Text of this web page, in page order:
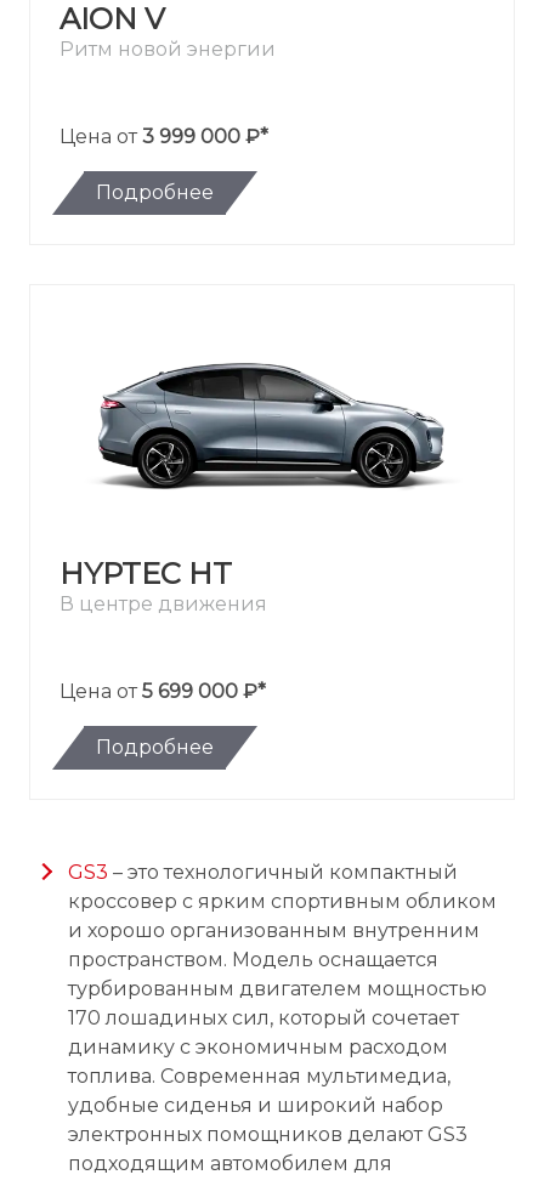
AION V
Ритм новой энергии
Цена от3 999 000 ₽*
Подробнее
HYPTEC HT
В центре движения
Цена от5 699 000 ₽*
Подробнее
GS3 – это технологичный компактный
кроссовер с ярким спортивным обликом
и хорошо организованным внутренним
пространством. Модель оснащается
турбированным двигателем мощностью
170 лошадиных сил, который сочетает
динамику с экономичным расходом
топлива. Современная мультимедиа,
удобные сиденья и широкий набор
электронных помощников делают GS3
подходящим автомобилем для